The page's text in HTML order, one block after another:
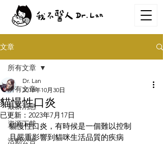
文章
所有文章
最新消息
資源下載
活動公告
所有文章
貓慢性口炎
Dr. Lan
2018年10月30日
已更新： 2023年7月17日
貓慢性口炎，有時候是一個難以控制
且嚴重影響到貓咪生活品質的疾病